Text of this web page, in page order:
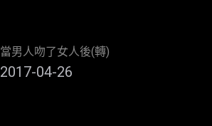
當男人吻了女人後(轉)
2017-04-26